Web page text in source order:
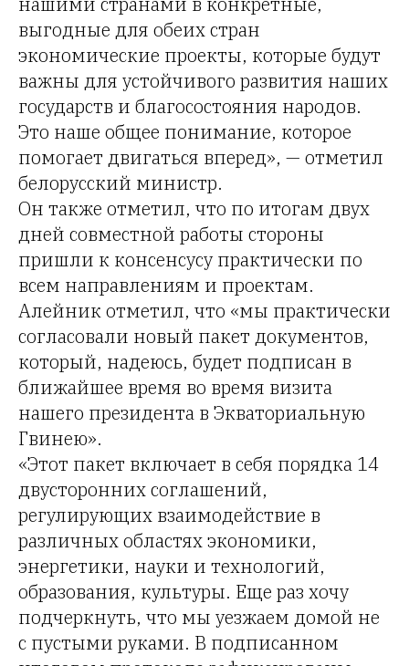
выгодные для обеих стран
экономические проекты, которые будут
важны для устойчивого развития наших
государств и благосостояния народов.
Это наше общее понимание, которое
помогает двигаться вперед», — отметил
белорусский министр.
Он также отметил, что по итогам двух
дней совместной работы стороны
пришли к консенсусу практически по
всем направлениям и проектам.
Алейник отметил, что «мы практически
согласовали новый пакет документов,
который, надеюсь, будет подписан в
ближайшее время во время визита
нашего президента в Экваториальную
Гвинею».
«Этот пакет включает в себя порядка 14
двусторонних соглашений,
регулирующих взаимодействие в
различных областях экономики,
энергетики, науки и технологий,
образования, культуры. Еще раз хочу
подчеркнуть, что мы уезжаем домой не
с пустыми руками. В подписанном